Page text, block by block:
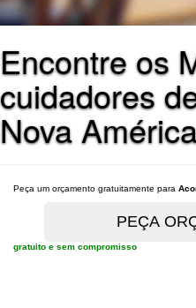
Encontre os
cuidadores
Nova
Peça um orçamento gratuitamente para
gratuito e sem compromisso